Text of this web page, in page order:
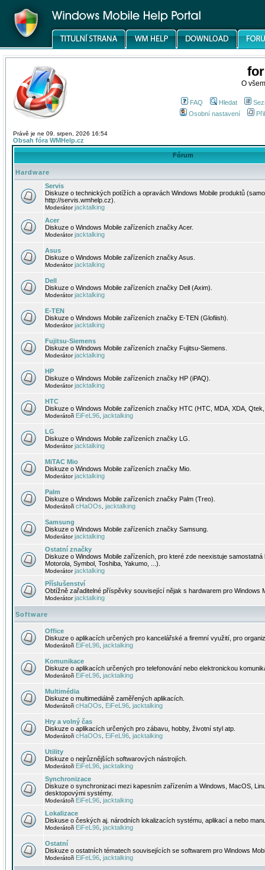
O
FAQ Hledat
Osobní nastavení
Právě je ne 09. srpen, 2026 16:54
Obsah fóra WMHelp.cz
Fórum
Hardware
Servis
Diskuze o technických potížích a opravách Windows Mobile produktů
http://servis.wmhelp.cz).
Moderátorjacktalking
Acer
Diskuze o Windows Mobile zařízeních značky Acer.
Moderátorjacktalking
Asus
Diskuze o Windows Mobile zařízeních značky Asus.
Moderátorjacktalking
Dell
Diskuze o Windows Mobile zařízeních značky Dell (Axim).
Moderátorjacktalking
E-TEN
Diskuze o Windows Mobile zařízeních značky E-TEN (Glofiish).
Moderátorjacktalking
Fujitsu-Siemens
Diskuze o Windows Mobile zařízeních značky Fujitsu-Siemens.
Moderátorjacktalking
HP
Diskuze o Windows Mobile zařízeních značky HP (iPAQ).
Moderátorjacktalking
HTC
Diskuze o Windows Mobile zařízeních značky HTC (HTC, MDA, XDA,
Moderátoři EiFeL96 jacktalking
LG
Diskuze o Windows Mobile zařízeních značky LG.
Moderátorjacktalking
MiTAC Mio
Diskuze o Windows Mobile zařízeních značky Mio.
Moderátorjacktalking
Palm
Diskuze o Windows Mobile zařízeních značky Palm (Treo).
Moderátoři cHaOOs jacktalking
Samsung
Diskuze o Windows Mobile zařízeních značky Samsung.
Moderátorjacktalking
Ostatní značky
Diskuze o Windows Mobile zařízeních, pro které zde neexistuje
Motorola, Symbol, Toshiba, Yakumo, ...).
Moderátorjacktalking
Příslušenství
Obtížně zařaditelné příspěvky související nějak s hardwarem pro Windows
Moderátorjacktalking
Software
Office
Diskuze o aplikacích určených pro kancelářské a firemní využití, pro
Moderátoři EiFeL96 jacktalking
Komunikace
Diskuze o aplikacích určených pro telefonování nebo elektronickou
Moderátoři EiFeL96 jacktalking
Multimédia
Diskuze o multimediálně zaměřených aplikacích.
Moderátoři cHaOOs EiFeL96 jacktalking
Hry a volný čas
Diskuze o aplikacích určených pro zábavu, hobby, životní styl atp.
Moderátoři cHaOOs EiFeL96 jacktalking
Utility
Diskuze o nejrůznějších softwarových nástrojích.
Moderátoři EiFeL96 jacktalking
Synchronizace
Diskuze o synchronizaci mezi kapesním zařízením a Windows, MacOS,
desktopovými systémy.
Moderátoři EiFeL96 jacktalking
Lokalizace
Diskuse o českých aj. národních lokalizacích systému, aplikací a nebo
Moderátoři EiFeL96 jacktalking
Ostatní
Diskuze o ostatních tématech souvisejících se softwarem pro Windows
Moderátoři EiFeL96 jacktalking